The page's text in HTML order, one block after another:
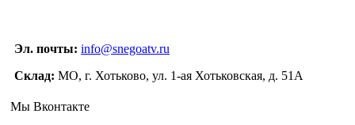
Эл. почты: info@snegoatv.ru
Склад: МО, г. Хотьково, ул. 1-ая Хотьковская, д. 51А
Мы Вконтакте